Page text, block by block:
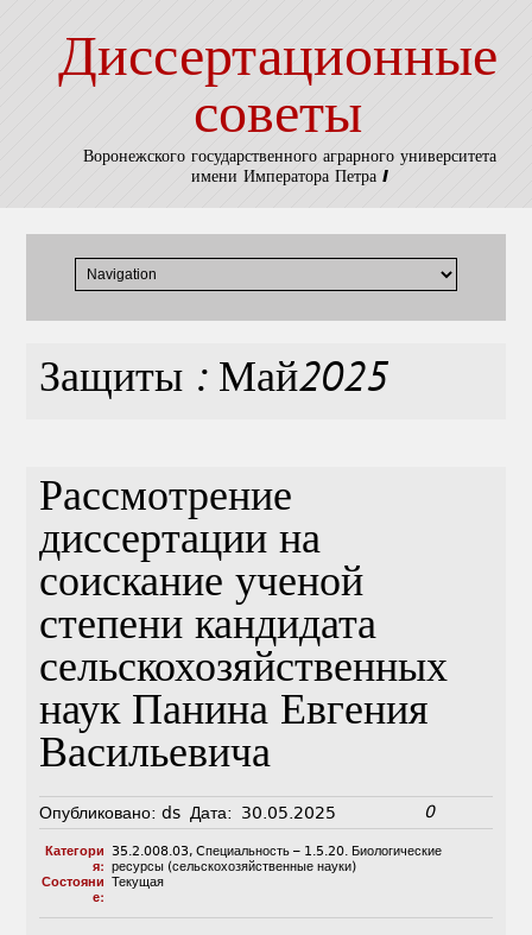
Диссертационные
советы
Воронежского государственного аграрного университета
имени Императора Петра I
Защиты : Май2025
Рассмотрение
диссертации на
соискание ученой
степени кандидата
сельскохозяйственных
наук Панина Евгения
Васильевича
Опубликовано: ds Дата: 30.05.2025 0
Категори
я:
35.2.008.03, Cпециальность – 1.5.20. Биологические
ресурсы (сельскохозяйственные науки)
Состояни
е:
Текущая